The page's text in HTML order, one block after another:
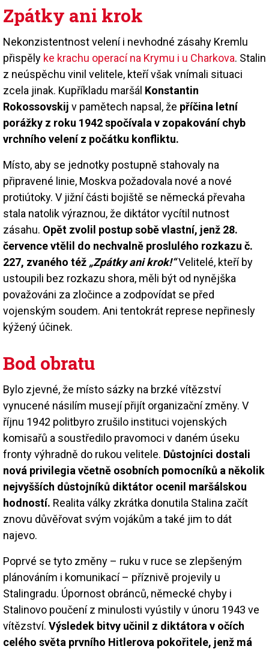
Zpátky ani krok
Nekonzistentnost velení i nevhodné zásahy Kremlu
přispěly ke krachu operací na Krymu i u Charkova. Stalin
z neúspěchu vinil velitele, kteří však vnímali situaci
zcela jinak. Kupříkladu maršál Konstantin
Rokossovskij v pamětech napsal, že příčina letní
porážky z roku 1942 spočívala v zopakování chyb
vrchního velení z počátku konfliktu.
Místo, aby se jednotky postupně stahovaly na
připravené linie, Moskva požadovala nové a nové
protiútoky. V jižní části bojiště se německá převaha
stala natolik výraznou, že diktátor vycítil nutnost
zásahu. Opět zvolil postup sobě vlastní, jenž 28.
července vtělil do nechvalně proslulého rozkazu č.
227, zvaného též „Zpátky ani krok!“Velitelé, kteří by
ustoupili bez rozkazu shora, měli být od nynějška
považováni za zločince a zodpovídat se před
vojenským soudem. Ani tentokrát represe nepřinesly
kýžený účinek.
Bod obratu
Bylo zjevné, že místo sázky na brzké vítězství
vynucené násilím musejí přijít organizační změny. V
říjnu 1942 politbyro zrušilo instituci vojenských
komisařů a soustředilo pravomoci v daném úseku
fronty výhradně do rukou velitele. Důstojníci dostali
nová privilegia včetně osobních pomocníků a několik
nejvyšších důstojníků diktátor ocenil maršálskou
hodností. Realita války zkrátka donutila Stalina začít
znovu důvěřovat svým vojákům a také jim to dát
najevo.
Poprvé se tyto změny – ruku v ruce se zlepšeným
plánováním i komunikací – příznivě projevily u
Stalingradu. Úpornost obránců, německé chyby i
Stalinovo poučení z minulosti vyústily v únoru 1943 ve
vítězství. Výsledek bitvy učinil z diktátora v očích
celého světa prvního Hitlerova pokořitele, jenž má